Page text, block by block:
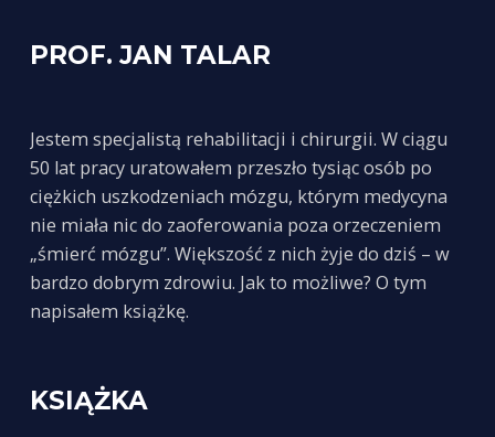
PROF. JAN TALAR
Jestem specjalistą rehabilitacji i chirurgii. W ciągu
50 lat pracy uratowałem przeszło tysiąc osób po
ciężkich uszkodzeniach mózgu, którym medycyna
nie miała nic do zaoferowania poza orzeczeniem
„śmierć mózgu”. Większość z nich żyje do dziś – w
bardzo dobrym zdrowiu. Jak to możliwe? O tym
napisałem książkę.
KSIĄŻKA